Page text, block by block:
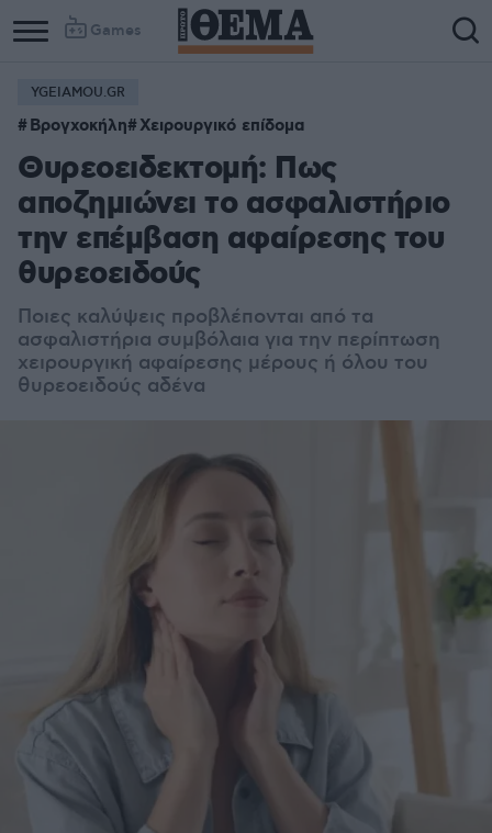
Games
YGEIAMOU.GR
Βρογχοκήλη Χειρουργικό επίδομα
Θυρεοειδεκτομή: Πως
αποζημιώνει το ασφαλιστήριο
την επέμβαση αφαίρεσης του
θυρεοειδούς
Ποιες καλύψεις προβλέπονται από τα
ασφαλιστήρια συμβόλαια για την περίπτωση
χειρουργική αφαίρεσης μέρους ή όλου του
θυρεοειδούς αδένα